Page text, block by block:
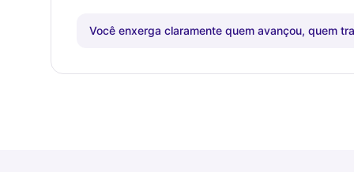
Você enxerga claramente quem avançou, quem